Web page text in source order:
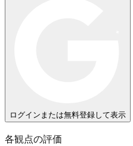
ログインまたは無料登録して表示
各観点の評価